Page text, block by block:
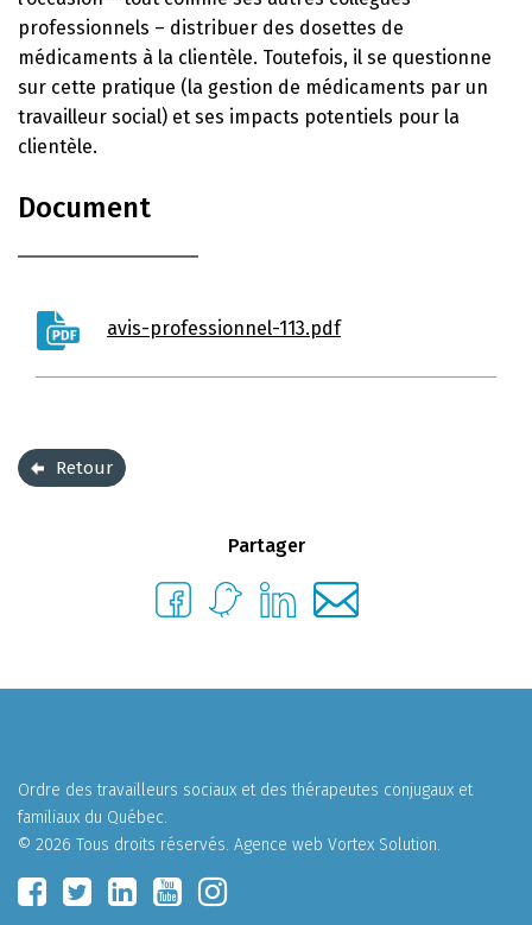
professionnels – distribuer des dosettes de
médicaments à la clientèle. Toutefois, il se questionne
sur cette pratique (la gestion de médicaments par un
travailleur social) et ses impacts potentiels pour la
clientèle.
Document
avis-professionnel-113.pdf
Retour
Partager
Ordre des travailleurs sociaux et des thérapeutes conjugaux et
familiaux du Québec.
© 2026 Tous droits réservés. Agence web Vortex Solution.